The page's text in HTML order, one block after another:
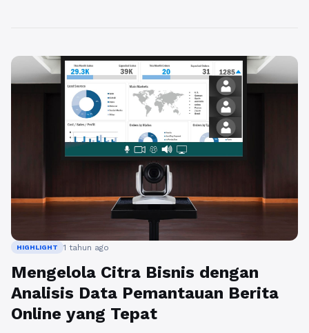
HIGHLIGHT 1 tahun ago
Mengelola Citra Bisnis dengan
Analisis Data Pemantauan Berita
Online yang Tepat